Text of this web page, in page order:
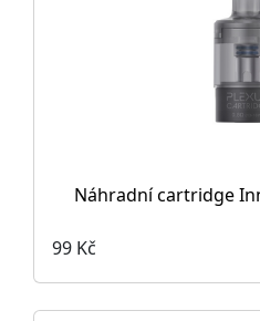
Náhradní cartridge
99 Kč